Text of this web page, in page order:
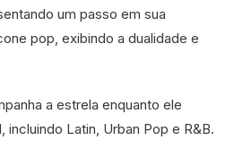
um passo em sua
pop, exibindo a dualidade e
a estrela enquanto ele
incluindo Latin, Urban Pop e R&B.